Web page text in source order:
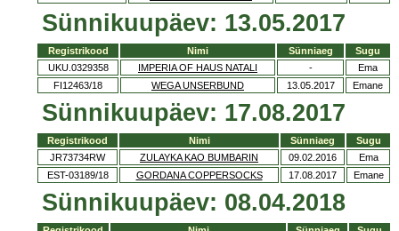
Sünnikuupäev: 13.05.2017
Registrikood Nimi Sünniaeg
Sugu
UKU.0329358
IMPERIA OF HAUS NATALI -
Ema
FI12463/18
WEGA UNSERBUND 13.05.2017 Emane
Sünnikuupäev: 17.08.2017
Registrikood Nimi Sünniaeg
Sugu
JR73734RW
ZULAYKA KAO BUMBARIN 09.02.2016
Ema
EST-03189/18
GORDANA COPPERSOCKS 17.08.2017 Emane
Sünnikuupäev: 08.04.2018